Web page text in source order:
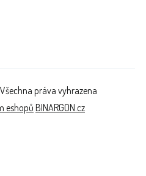
práva vyhrazena
eshopů BINARGON.cz